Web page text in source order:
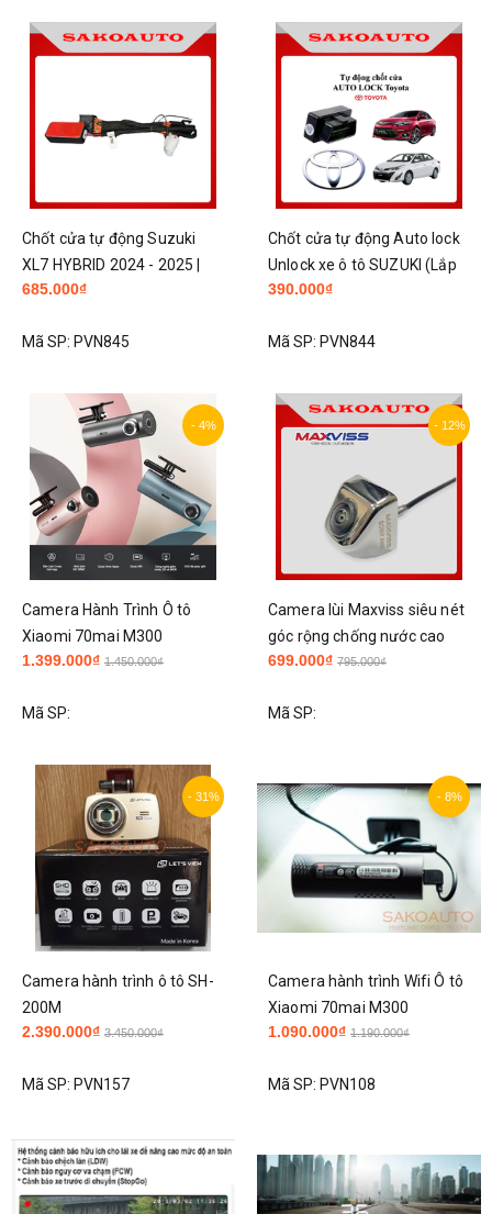
Chốt cửa tự động Suzuki
XL7 HYBRID 2024 - 2025 |
Auto lock lắp chung Suzuki
hybird 24-25
685.000₫
Mã SP: PVN845
Chốt cửa tự động Auto lock
Unlock xe ô tô SUZUKI (Lắp
cho Ciaz, XL7, Ertiga,Swift)
390.000₫
Mã SP: PVN844
- 4%
Camera Hành Trình Ô tô
Xiaomi 70mai M300
1.399.000₫ 1.450.000₫
Mã SP:
- 12%
Camera lùi Maxviss siêu nét
góc rộng chống nước cao
cấp
699.000₫ 795.000₫
Mã SP:
- 31%
Camera hành trình ô tô SH-
200M
2.390.000₫ 3.450.000₫
Mã SP: PVN157
- 8%
Camera hành trình Wifi Ô tô
Xiaomi 70mai M300
1.090.000₫ 1.190.000₫
Mã SP: PVN108